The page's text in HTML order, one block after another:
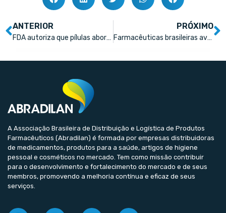
ANTERIOR
FDA autoriza que pílulas abortivas sejam vendidas em farmácias
PRÓXIMO
Farmacêuticas brasileiras avançam, mas vivem desafios inéditos
A Associação Brasileira de Distribuição e Logística de Produtos
Farmacêuticos (Abradilan) é formada por empresas distribuidoras
de medicamentos, produtos para a saúde, artigos de higiene
pessoal e cosméticos no mercado. Tem como missão contribuir
para o desenvolvimento e fortalecimento do mercado e de seus
membros, promovendo a melhoria contínua e eficaz de seus
serviços.